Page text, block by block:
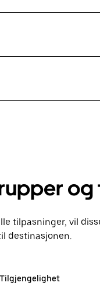
tilpasninger, vil
destinasjonen.
Tilgjengelighet